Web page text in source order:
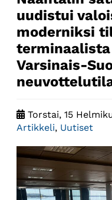
uudistui
moderniksi
Varsinais-
Torstai, 15
Artikkeli, Uutiset